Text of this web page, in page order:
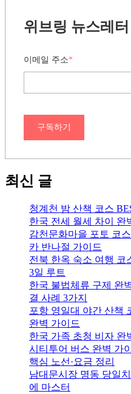
위브링 뉴스레터
이메일 주소*
구독하기
최신 글
청계천 밤 산책 코스
한국 전세 월세 차이 완
감천문화마을 포토 코
카 반나절 가이드
전북 한옥 숙소 여행 코
3일 루트
한국 불법체류 구제 완
결 사례 3가지
포항 영일대 야간 산책
완벽 가이드
한국 가족 초청 비자 완
시티투어 버스 완벽 가
핵심 노선·요금 정리
남대문시장 명동 당일
에 마스터